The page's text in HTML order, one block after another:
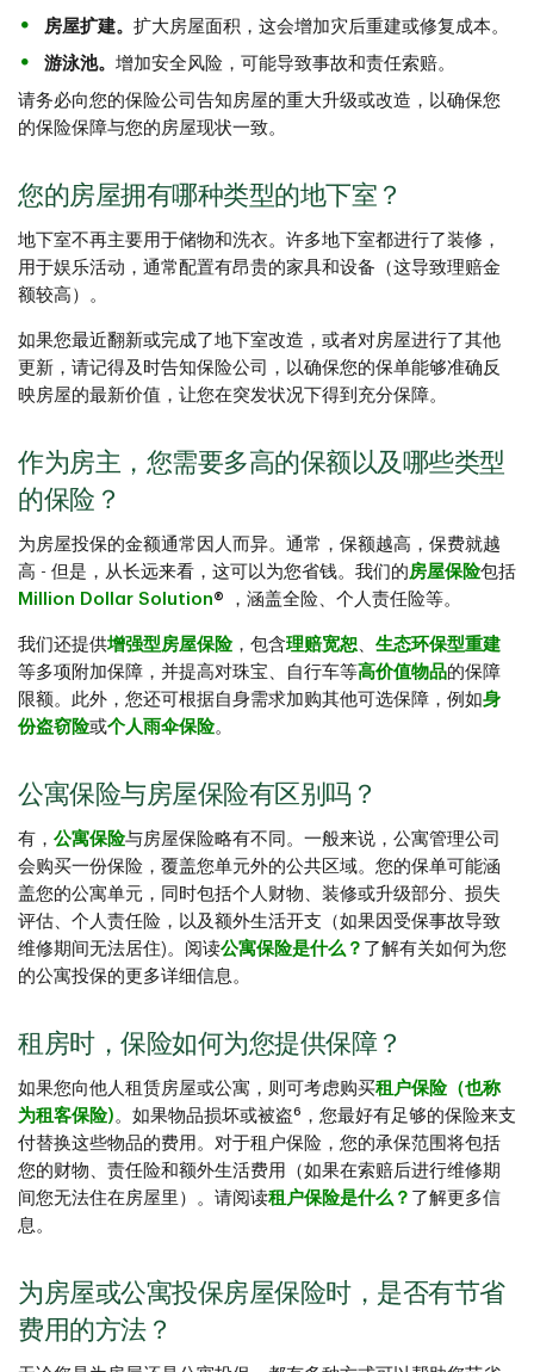
房屋扩建。 扩大房屋面积，这会增加灾后重建或修复成本。
游泳池。 增加安全风险，可能导致事故和责任索赔。
请务必向您的保险公司告知房屋的重大升级或改造，以确保您
的保险保障与您的房屋现状一致。
您的房屋拥有哪种类型的地下室？
地下室不再主要用于储物和洗衣。许多地下室都进行了装修，
用于娱乐活动，通常配置有昂贵的家具和设备（这导致理赔金
额较高）。
如果您最近翻新或完成了地下室改造，或者对房屋进行了其他
更新，请记得及时告知保险公司，以确保您的保单能够准确反
映房屋的最新价值，让您在突发状况下得到充分保障。
作为房主，您需要多高的保额以及哪些类型
的保险？
为房屋投保的金额通常因人而异。通常，保额越高，保费就越
高 - 但是，从长远来看，这可以为您省钱。我们的 房屋保险包括
Million Dollar Solution® ，涵盖全险、个人责任险等。
我们还提供增强型房屋保险，包含理赔宽恕
生态环保型重建
等多项附加保障，并提高对珠宝、自行车等高价值物品的保障
限额。此外，您还可根据自身需求加购其他可选保障，例如身
份盗窃险或个人雨伞保险。
公寓保险与房屋保险有区别吗？
有， 公寓保险与房屋保险略有不同。一般来说，公寓管理公司
会购买一份保险，覆盖您单元外的公共区域。您的保单可能涵
盖您的公寓单元，同时包括个人财物、装修或升级部分、损失
评估、个人责任险，以及额外生活开支（如果因受保事故导致
维修期间无法居住)。阅读公寓保险是什么？ 了解有关如何为您
的公寓投保的更多详细信息。
租房时，保险如何为您提供保障？
如果您向他人租赁房屋或公寓，则可考虑购买租户保险（也称
为租客保险) 。如果物品损坏或被盗6
，您最好有足够的保险来支
付替换这些物品的费用。对于租户保险，您的承保范围将包括
您的财物、责任险和额外生活费用（如果在索赔后进行维修期
间您无法住在房屋里）。请阅读租户保险是什么？ 了解更多信
息。
为房屋或公寓投保房屋保险时，是否有节省
费用的方法？